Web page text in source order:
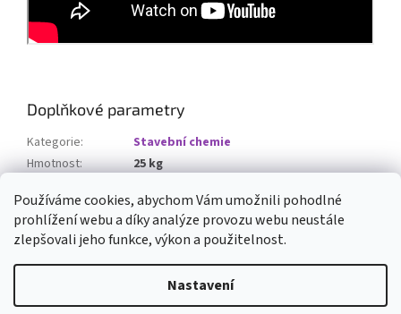
Používáme cookies, abychom Vám umožnili pohodlné
prohlížení webu a díky analýze provozu webu neustále
zlepšovali jeho funkce, výkon a použitelnost.
Nastavení
Doplňkové parametry
Kategorie:
Stavební chemie
Hmotnost:
25 kg